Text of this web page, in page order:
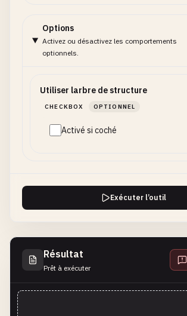
Options
Activez ou désactivez les comportements
optionnels.
Utiliser larbre de structure
CHECKBOX OPTIONNEL
Activé si coché
Exécuter l’outil
Résultat
Prêt à exécuter